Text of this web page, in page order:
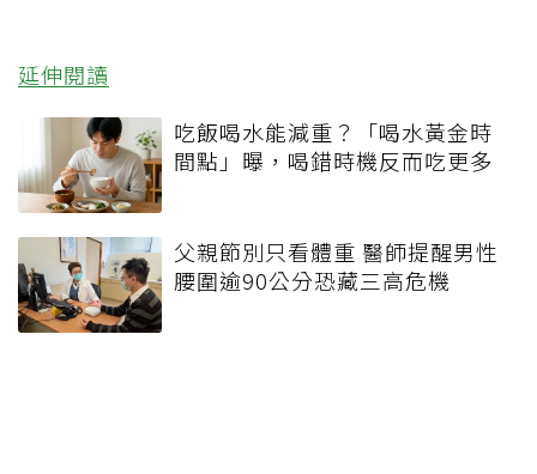
延伸閱讀
吃飯喝水能減重？「喝水黃金時
間點」曝，喝錯時機反而吃更多
父親節別只看體重 醫師提醒男性
腰圍逾90公分恐藏三高危機